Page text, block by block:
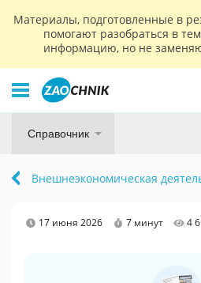
Материалы, подготовленные в
помогают разобраться в
информацию, но не
Справочник
Внешнеэкономическая
17 июня 2026 7 минут 4